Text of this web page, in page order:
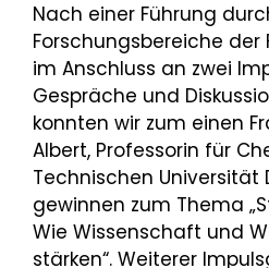
Nach einer Führung
Forschungsbereiche der
im Anschluss an zwei
Gespräche und
konnten wir zum einen
Albert, Professorin für
Technischen Universität
gewinnen zum Thema
Wie Wissenschaft und
stärken“. Weiterer